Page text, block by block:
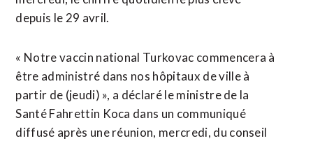
depuis le 29 avril.
« Notre vaccin national Turkovac commencera à
être administré dans nos hôpitaux de ville à
partir de (jeudi) », a déclaré le ministre de la
Santé Fahrettin Koca dans un communiqué
diffusé après une réunion, mercredi, du conseil